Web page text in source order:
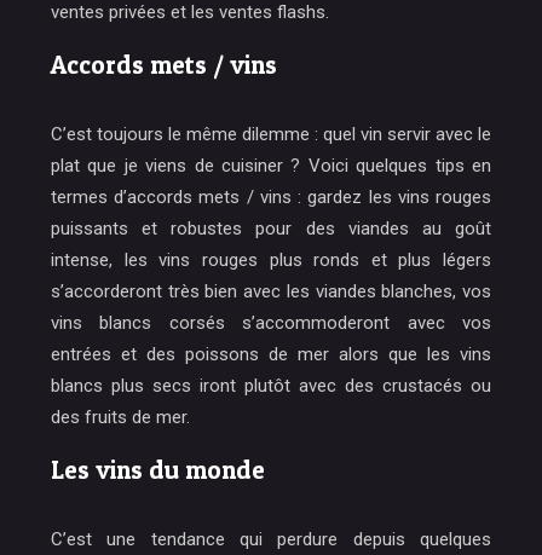
ventes privées et les ventes flashs.
Accords mets / vins
C’est toujours le même dilemme : quel vin servir avec le
plat que je viens de cuisiner ? Voici quelques tips en
termes d’accords mets / vins : gardez les vins rouges
puissants et robustes pour des viandes au goût
intense, les vins rouges plus ronds et plus légers
s’accorderont très bien avec les viandes blanches, vos
vins blancs corsés s’accommoderont avec vos
entrées et des poissons de mer alors que les vins
blancs plus secs iront plutôt avec des crustacés ou
des fruits de mer.
Les vins du monde
C’est une tendance qui perdure depuis quelques